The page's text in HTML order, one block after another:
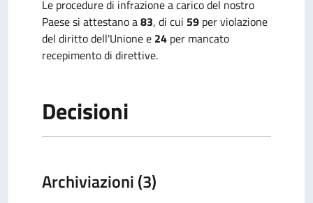
Le procedure di infrazione a carico del nostro
Paese si attestano a83, di cui 59 per violazione
del diritto dell'Unione e 24 per mancato
recepimento di direttive.
Decisioni
Archiviazioni (3)